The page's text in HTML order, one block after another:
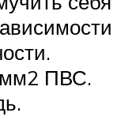
мм2 ПВС.